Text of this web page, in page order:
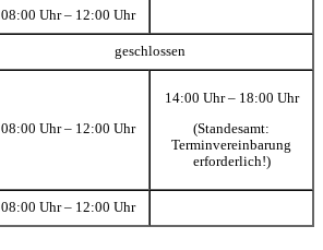
08:00 Uhr – 12:00 Uhr
geschlossen
08:00 Uhr – 12:00 Uhr
14:00 Uhr – 18:00 Uhr
(Standesamt:
Terminvereinbarung
erforderlich!)
08:00 Uhr – 12:00 Uhr